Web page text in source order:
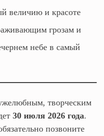
величию и красоте
грозам и
небе в самый
творческим
30 июля 2026 года.
позвоните